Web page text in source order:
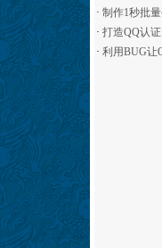
· 制作1秒批
· 打造QQ认
· 利用BUG让